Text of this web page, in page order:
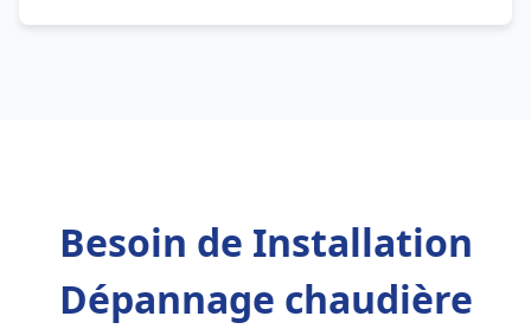
Besoin de Installation
Dépannage chaudière